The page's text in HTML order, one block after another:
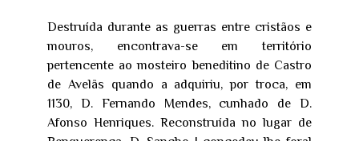
Destruída durante as guerras entre cristãos e
mouros, encontrava-se em território
pertencente ao mosteiro beneditino de Castro
de Avelãs quando a adquiriu, por troca, em
1130, D. Fernando Mendes, cunhado de D.
Afonso Henriques. Reconstruída no lugar de